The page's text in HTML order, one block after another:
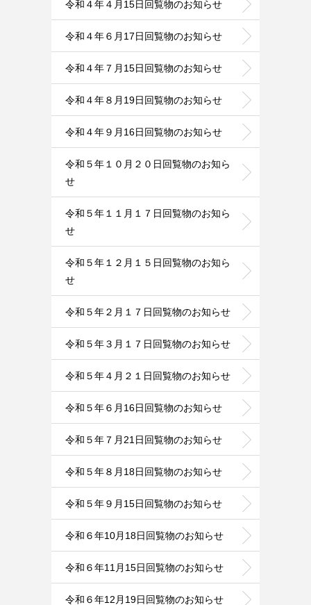
令和４年４月15日回覧物のお知らせ
令和４年６月17日回覧物のお知らせ
令和４年７月15日回覧物のお知らせ
令和４年８月19日回覧物のお知らせ
令和４年９月16日回覧物のお知らせ
令和５年１０月２０日回覧物のお知ら
せ
令和５年１１月１７日回覧物のお知ら
せ
令和５年１２月１５日回覧物のお知ら
せ
令和５年２月１７日回覧物のお知らせ
令和５年３月１７日回覧物のお知らせ
令和５年４月２１日回覧物のお知らせ
令和５年６月16日回覧物のお知らせ
令和５年７月21日回覧物のお知らせ
令和５年８月18日回覧物のお知らせ
令和５年９月15日回覧物のお知らせ
令和６年10月18日回覧物のお知らせ
令和６年11月15日回覧物のお知らせ
令和６年12月19日回覧物のお知らせ